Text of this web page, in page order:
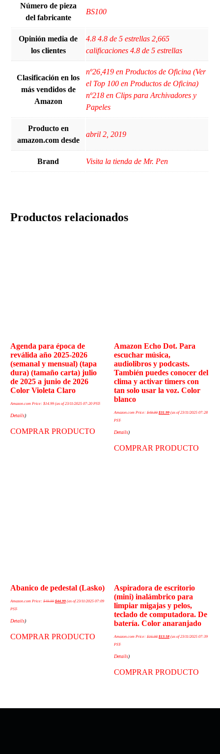
Número de pieza
del fabricante
‎BS100
Opinión media de
los clientes
4.8 4.8 de 5 estrellas 2,665
calificaciones 4.8 de 5 estrellas
Clasificación en los
más vendidos de
Amazon
nº26,419 en Productos de Oficina (Ver
el Top 100 en Productos de Oficina)
nº218 en Clips para Archivadores y
Papeles
Producto en
amazon.com desde
abril 2, 2019
Brand Visita la tienda de Mr. Pen
Productos relacionados
Agenda para época de
reválida año 2025-2026
(semanal y mensual) (tapa
dura) (tamaño carta) julio
de 2025 a junio de 2026
Color Violeta Claro
Amazon.com Price:$14.99 (as of 23/11/2025 07:20 PST-
Details)
COMPRAR PRODUCTO
Amazon Echo Dot. Para
escuchar música,
audiolibros y podcasts.
También puedes conocer del
clima y activar timers con
tan solo usar la voz. Color
blanco
Amazon.com Price:$49.99 $31.99 (as of 23/11/2025 07:28
PST-
Details)
COMPRAR PRODUCTO
Abanico de pedestal (Lasko)
Amazon.com Price:$49.99 $44.99 (as of 23/11/2025 07:09
PST-
Details)
COMPRAR PRODUCTO
Aspiradora de escritorio
(mini) inalámbrico para
limpiar migajas y pelos,
teclado de computadora. De
batería. Color anaranjado
Amazon.com Price:$16.98 $13.58 (as of 23/11/2025 07:39
PST-
Details)
COMPRAR PRODUCTO